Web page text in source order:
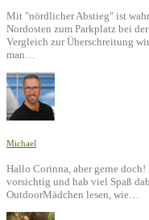
Mit "nördlicher Abstieg" ist
Nordosten zum Parkplatz bei
Vergleich zur Überschreitung
man…
Michael
Hallo Corinna, aber gerne
vorsichtig und hab viel Spaß
OutdoorMädchen lesen, wie…